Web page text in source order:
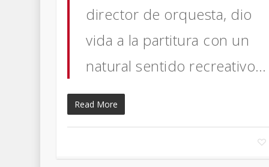
director de orquesta, dio
vida a la partitura con un
natural sentido recreativo…
Read More